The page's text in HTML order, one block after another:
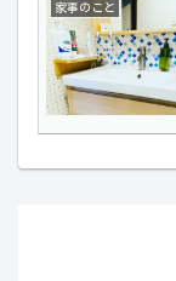
家事のこと